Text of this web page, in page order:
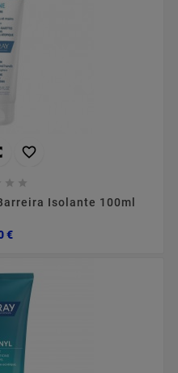

 
Isolante 100ml
€Preço